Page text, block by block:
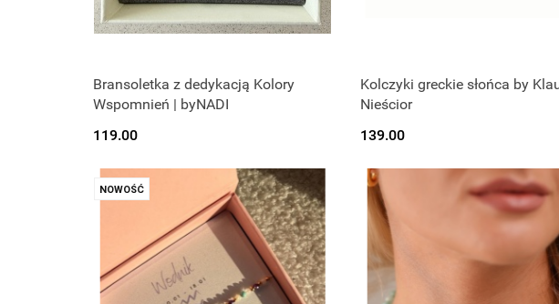
Bransoletka z dedykacją Kolory
Wspomnień | byNADI
119.00
Kolczyki greckie słońca by
Nieścior
139.00
NOWOŚĆ